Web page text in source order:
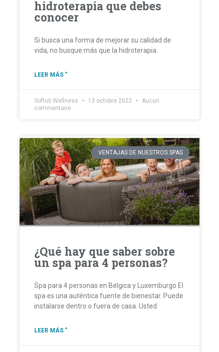
hidroterapia que debes
conocer
Si busca una forma de mejorar su calidad de
vida, no busque más que la hidroterapia.
LEER MÁS "
Softub Wellness 13 octobre 2022
Aucun
commentaire
VENTAJAS DE NUESTROS SPAS
¿Qué hay que saber sobre
un spa para 4 personas?
Spa para 4 personas en Bélgica y Luxemburgo El
spa es una auténtica fuente de bienestar. Puede
instalarse dentro o fuera de casa. Usted
LEER MÁS "